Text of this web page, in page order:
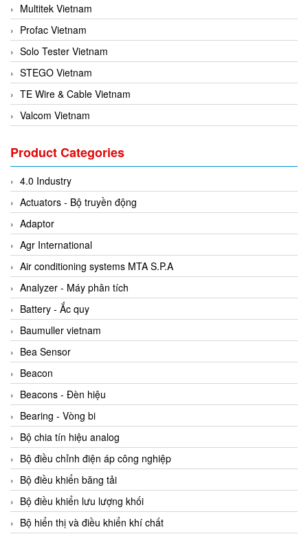
Multitek Vietnam
Profac Vietnam
Solo Tester Vietnam
STEGO Vietnam
TE Wire & Cable Vietnam
Valcom Vietnam
3CTEST Vietnam
4B VietNam Vietnam
ABB Vietnam
AC Infinity Vietnam
AC&E Telecommunications
AC&T Vietnam
Accepta Vietnam
ACCUMAC Vietnam
AccuWeb Vietnam
Acey
ACOEM Vietnam
ADCA Vietnam
ADFweb Vietnam
Adler Vietnam
Ados Vietnam
Advanced Energy Vietnam
Advantech Vietnam
Agate Vietnam
Product Categories
4.0 Industry
Actuators - Bộ truyền động
Adaptor
Agr International
Air conditioning systems MTA S.P.A
Analyzer - Máy phân tích
Battery - Ắc quy
Baumuller vietnam
Bea Sensor
Beacon
Beacons - Đèn hiệu
Bearing - Vòng bi
Bộ chia tín hiệu analog
Bộ điều chỉnh điện áp công nghiệp
Bộ điều khiển băng tải
Bộ điều khiển lưu lượng khối
Bộ hiển thị và điều khiển khí chất